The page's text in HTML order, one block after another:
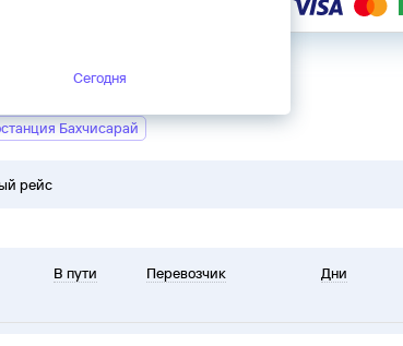
точное расписание
Бахчисарай
рейс
В пути Перевозчик Дни
Сегодня